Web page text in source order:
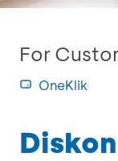
For
OneKlik